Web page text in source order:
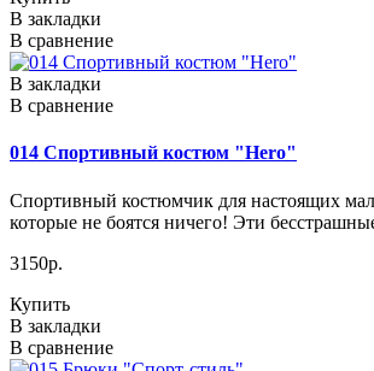
В закладки
В сравнение
В закладки
В сравнение
014 Спортивный костюм "Herо"
Спортивный костюмчик для настоящих
которые не боятся ничего! Эти
3150р.
Купить
В закладки
В сравнение